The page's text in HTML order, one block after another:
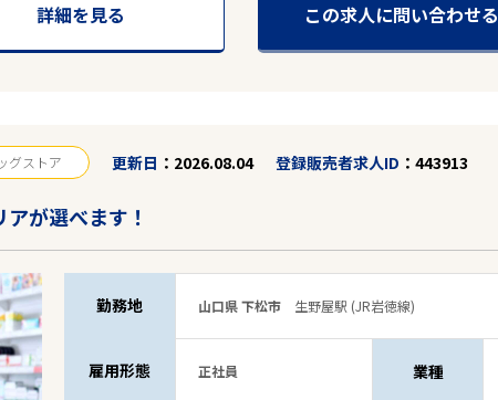
駅から探す
詳細を見る この求人に問い合わせる
グストア 更新日 2026.08.04 登録販売者求人ID 443913
が選べます！
勤務地 山口県 下松市 生野屋駅 (JR岩徳線)
雇用形態 正社員 業種